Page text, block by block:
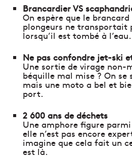
Brancardier VS
On espère que le
plongeurs ne transportait
lorsqu’il est tombé à l’eau.
Ne pas confondre jet-ski
Une sortie de virage non-
béquille mal mise ? On
mais une moto a bel et
port.
2 600 ans de déchets
Une amphore figure
elle n’est pas encore
imagine que cela fait un
est là.